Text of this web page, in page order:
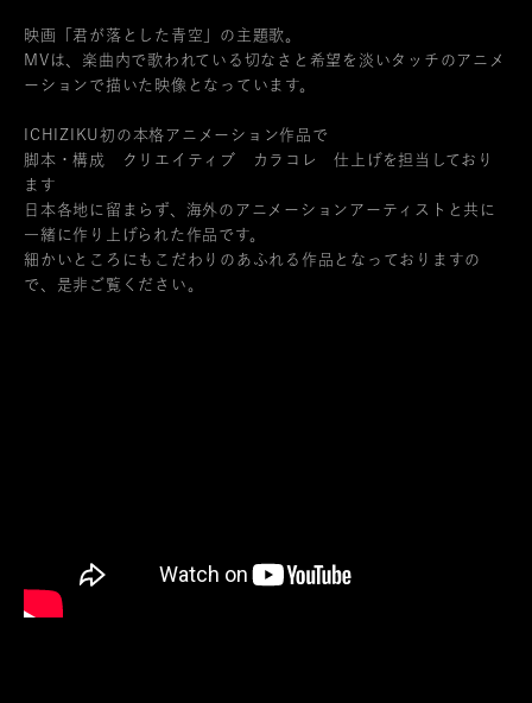
映画「君が落とした青空」の主題歌。
MVは、楽曲内で歌われている切なさと希望を淡いタッチのアニメ
ーションで描いた映像となっています。
ICHIZIKU初の本格アニメーション作品で
脚本・構成 クリエイティブ カラコレ 仕上げを担当しており
ます
日本各地に留まらず、海外のアニメーションアーティストと共に
一緒に作り上げられた作品です。
細かいところにもこだわりのあふれる作品となっておりますの
で、是非ご覧ください。